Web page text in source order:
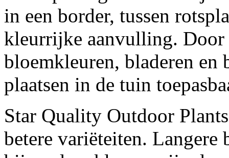
in een border, tussen
kleurrijke aanvulling. Door
bloemkleuren, bladeren
plaatsen in de tuin
Star Quality Outdoor
betere variëteiten.